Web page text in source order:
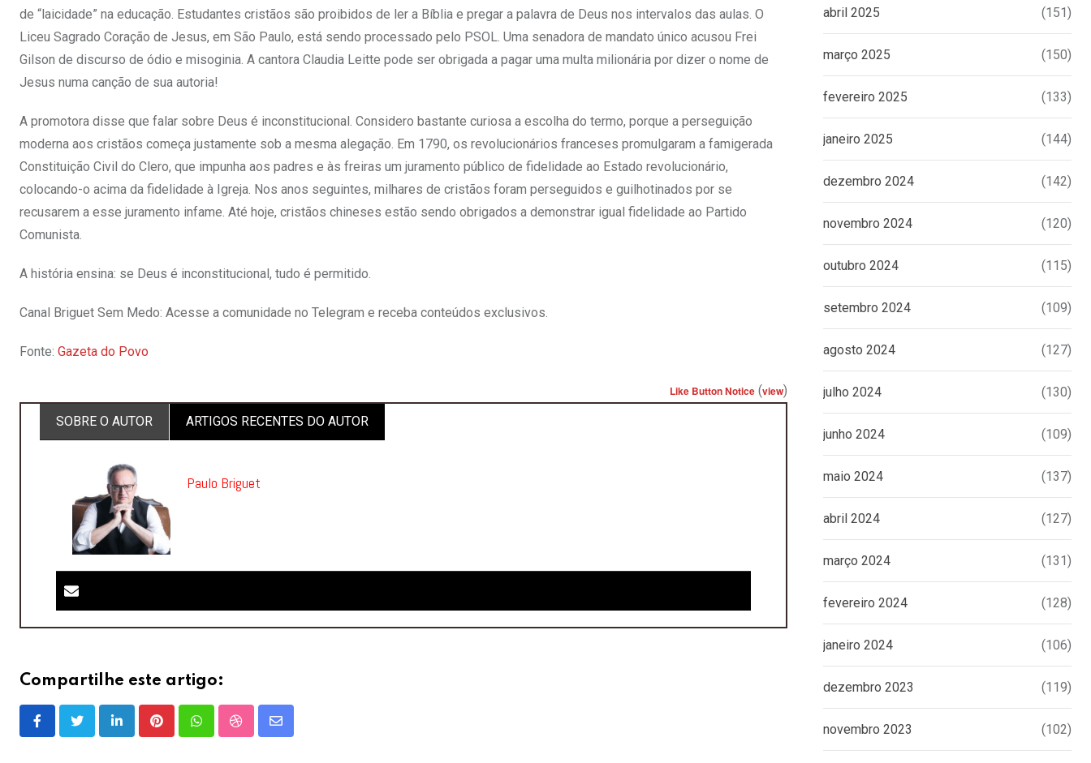
de “laicidade” na educação. Estudantes cristãos são proibidos de ler a Bíblia e pregar a palavra de Deus nos intervalos das aulas. O
Liceu Sagrado Coração de Jesus, em São Paulo, está sendo processado pelo PSOL. Uma senadora de mandato único acusou Frei
Gilson de discurso de ódio e misoginia. A cantora Claudia Leitte pode ser obrigada a pagar uma multa milionária por dizer o nome de
Jesus numa canção de sua autoria!
A promotora disse que falar sobre Deus é inconstitucional. Considero bastante curiosa a escolha do termo, porque a perseguição
moderna aos cristãos começa justamente sob a mesma alegação. Em 1790, os revolucionários franceses promulgaram a famigerada
Constituição Civil do Clero, que impunha aos padres e às freiras um juramento público de fidelidade ao Estado revolucionário,
colocando-o acima da fidelidade à Igreja. Nos anos seguintes, milhares de cristãos foram perseguidos e guilhotinados por se
recusarem a esse juramento infame. Até hoje, cristãos chineses estão sendo obrigados a demonstrar igual fidelidade ao Partido
Comunista.
A história ensina: se Deus é inconstitucional, tudo é permitido.
Canal Briguet Sem Medo: Acesse a comunidade no Telegram e receba conteúdos exclusivos.
Fonte: Gazeta do Povo
Like Button Notice (view)
SOBRE O AUTOR
ARTIGOS RECENTES DO AUTOR
Paulo Briguet
Compartilhe este artigo:
LinkedInPinterestWhatsappStumbleUpon
Share
abril 2025 (151)
março 2025 (150)
fevereiro 2025 (133)
janeiro 2025 (144)
dezembro 2024 (142)
novembro 2024 (120)
outubro 2024 (115)
setembro 2024 (109)
agosto 2024 (127)
julho 2024 (130)
junho 2024 (109)
maio 2024 (137)
abril 2024 (127)
março 2024 (131)
fevereiro 2024 (128)
janeiro 2024 (106)
dezembro 2023 (119)
novembro 2023 (102)